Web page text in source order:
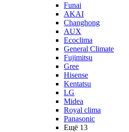
Funai
AKAI
Changhong
AUX
Ecoclima
General Climate
Fujimitsu
Gree
Hisense
Kentatsu
LG
Midea
Royal clima
Panasonic
Ещё 13